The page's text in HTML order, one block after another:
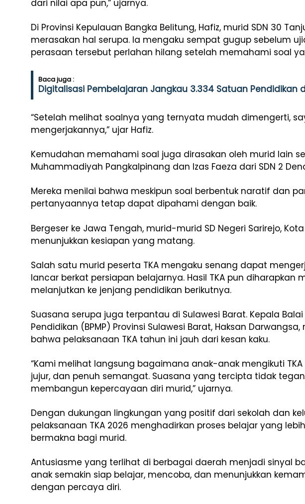
dari nilai apa pun,” ujarnya.
Di Provinsi Kepulauan Bangka Belitung, Hafiz, murid SDN 30
merasakan hal serupa. Ia mengaku sempat gugup sebelum
perasaan tersebut perlahan hilang setelah memahami soal
Baca juga :
Digitalisasi Pembelajaran Jangkau 3.334 Satuan Pendidikan
“Setelah melihat soalnya yang ternyata mudah dimengerti,
mengerjakannya,” ujar Hafiz.
Kemudahan memahami soal juga dirasakan oleh murid lain
Muhammadiyah Pangkalpinang dan Izas Faeza dari SDN 2
Mereka menilai bahwa meskipun soal berbentuk naratif dan
pertanyaannya tetap dapat dipahami dengan baik.
Bergeser ke Jawa Tengah, murid-murid SD Negeri Sarirejo,
menunjukkan kesiapan yang matang.
Salah satu murid peserta TKA mengaku senang dapat
lancar berkat persiapan belajarnya. Hasil TKA pun diharapkan
melanjutkan ke jenjang pendidikan berikutnya.
Suasana serupa juga terpantau di Sulawesi Barat. Kepala
Pendidikan (BPMP) Provinsi Sulawesi Barat, Haksan
bahwa pelaksanaan TKA tahun ini jauh dari kesan kaku.
“Kami melihat langsung bagaimana anak-anak mengikuti
jujur, dan penuh semangat. Suasana yang tercipta tidak
membangun kepercayaan diri murid,” ujarnya.
Dengan dukungan lingkungan yang positif dari sekolah dan
pelaksanaan TKA 2026 menghadirkan proses belajar yang
bermakna bagi murid.
Antusiasme yang terlihat di berbagai daerah menjadi sinyal
anak semakin siap belajar, mencoba, dan menunjukkan
dengan percaya diri.